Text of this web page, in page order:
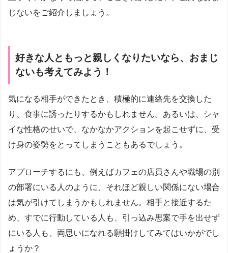
じないをご紹介しましょう。
好きな人ともっと親しくなりたいなら、おまじ
ないも考えてみよう！
気になる相手ができたとき、積極的に連絡先を交換した
り、食事に誘ったりするかもしれません。あるいは、シャ
イな性格のせいで、なかなかアクションを起こせずに、受
け身の姿勢をとってしまうこともあるでしょう。
アプローチするにも、例えばカフェの店員さんや職場の別
の部署にいる人のように、それほど親しい関係にない場合
は気が引けてしまうかもしれません。相手と接近するた
め、すでに行動している人も、引っ込み思案で手を出せず
にいる人も、両思いになれる願掛けしてみてはいかがでし
ょうか？